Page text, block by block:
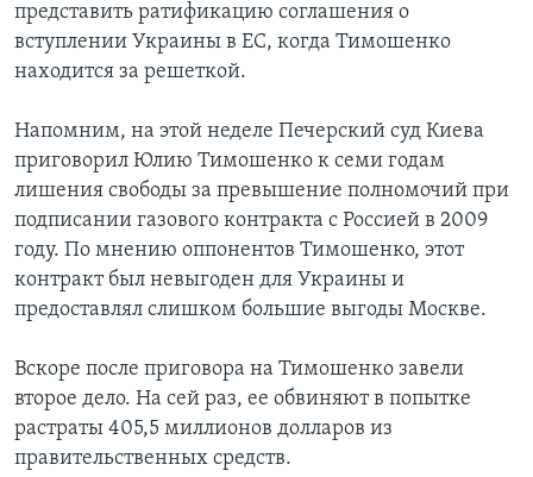
представить ратификацию соглашения о
вступлении Украины в ЕС, когда Тимошенко
находится за решеткой.
Напомним, на этой неделе Печерский суд Киева
приговорил Юлию Тимошенко к семи годам
лишения свободы за превышение полномочий при
подписании газового контракта с Россией в 2009
году. По мнению оппонентов Тимошенко, этот
контракт был невыгоден для Украины и
предоставлял слишком большие выгоды Москве.
Вскоре после приговора на Тимошенко завели
второе дело. На сей раз, ее обвиняют в попытке
растраты 405,5 миллионов долларов из
правительственных средств.